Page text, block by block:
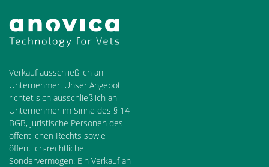
Verkauf ausschließlich an
Unternehmer. Unser Angebot
richtet sich ausschließlich an
Unternehmer im Sinne des § 14
BGB, juristische Personen des
öffentlichen Rechts sowie
öffentlich-rechtliche
Sondervermögen. Ein Verkauf an